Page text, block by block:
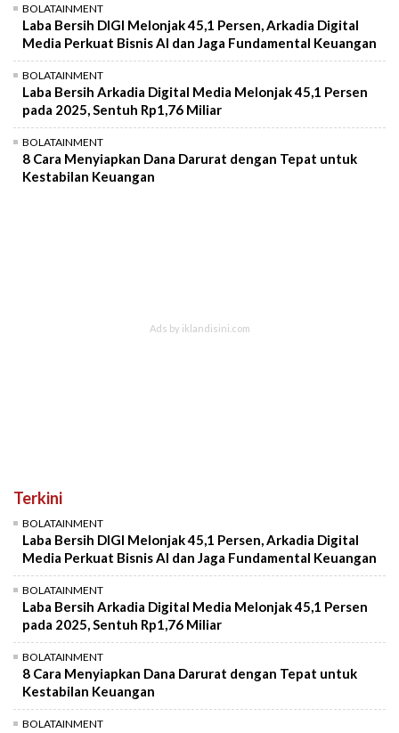
BOLATAINMENT
Laba Bersih DIGI Melonjak 45,1 Persen, Arkadia Digital
Media Perkuat Bisnis AI dan Jaga Fundamental Keuangan
BOLATAINMENT
Laba Bersih Arkadia Digital Media Melonjak 45,1 Persen
pada 2025, Sentuh Rp1,76 Miliar
BOLATAINMENT
8 Cara Menyiapkan Dana Darurat dengan Tepat untuk
Kestabilan Keuangan
Terkini
BOLATAINMENT
Laba Bersih DIGI Melonjak 45,1 Persen, Arkadia Digital
Media Perkuat Bisnis AI dan Jaga Fundamental Keuangan
BOLATAINMENT
Laba Bersih Arkadia Digital Media Melonjak 45,1 Persen
pada 2025, Sentuh Rp1,76 Miliar
BOLATAINMENT
8 Cara Menyiapkan Dana Darurat dengan Tepat untuk
Kestabilan Keuangan
BOLATAINMENT